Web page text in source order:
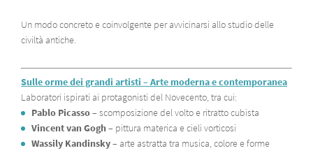
Un modo concreto e coinvolgente per avvicinarsi allo studio delle
civiltà antiche.
Sulle orme dei grandi artisti – Arte moderna e contemporanea
Laboratori ispirati ai protagonisti del Novecento, tra cui:
Pablo Picasso– scomposizione del volto e ritratto cubista
Vincent van Gogh– pittura materica e cieli vorticosi
Wassily Kandinsky– arte astratta tra musica, colore e forme